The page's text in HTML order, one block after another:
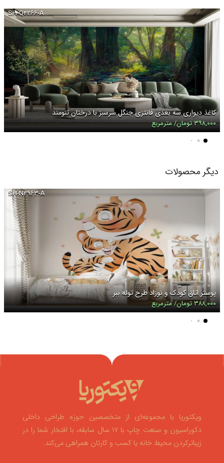
SH-Q۴۲۶۶-A
کاغذ دیواری سه بعدی فانتزی جنگل سرسبز با درختان تنومند
۳۹۸,۰۰۰ تومان/ مترمربع
دیگر محصولات
SH-N۴۹۶۳-A
پوستر اتاق کودک و نوزاد طرح توله ببر
۳۸۸,۰۰۰ تومان/ مترمربع
ویکتوریا با مجموعه‌ای از متخصصین حوزه طراحی داخلی
دکوراسیون و صنعت چاپ با ۱۷ سال سابقه، با افتخار شما را در
زیباترکردن محیط خانه یا کسب و کارتان همراهی می‌کند.